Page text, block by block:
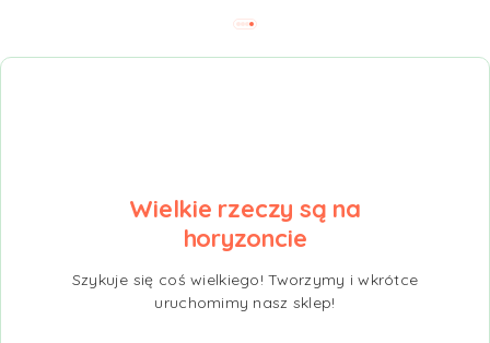
Wielkie rzeczy są na
horyzoncie
Szykuje się coś wielkiego! Tworzymy i wkrótce
uruchomimy nasz sklep!